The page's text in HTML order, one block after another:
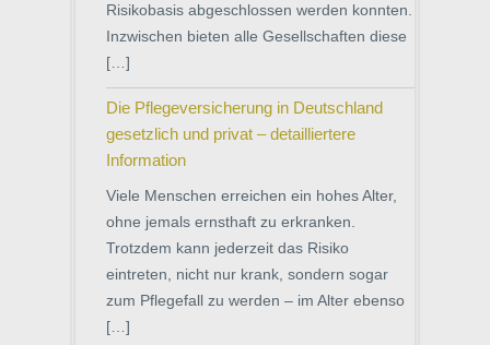
Risikobasis abgeschlossen werden konnten.
Inzwischen bieten alle Gesellschaften diese
[…]
Die Pflegeversicherung in Deutschland
gesetzlich und privat – detailliertere
Information
Viele Menschen erreichen ein hohes Alter,
ohne jemals ernsthaft zu erkranken.
Trotzdem kann jederzeit das Risiko
eintreten, nicht nur krank, sondern sogar
zum Pflegefall zu werden – im Alter ebenso
[…]